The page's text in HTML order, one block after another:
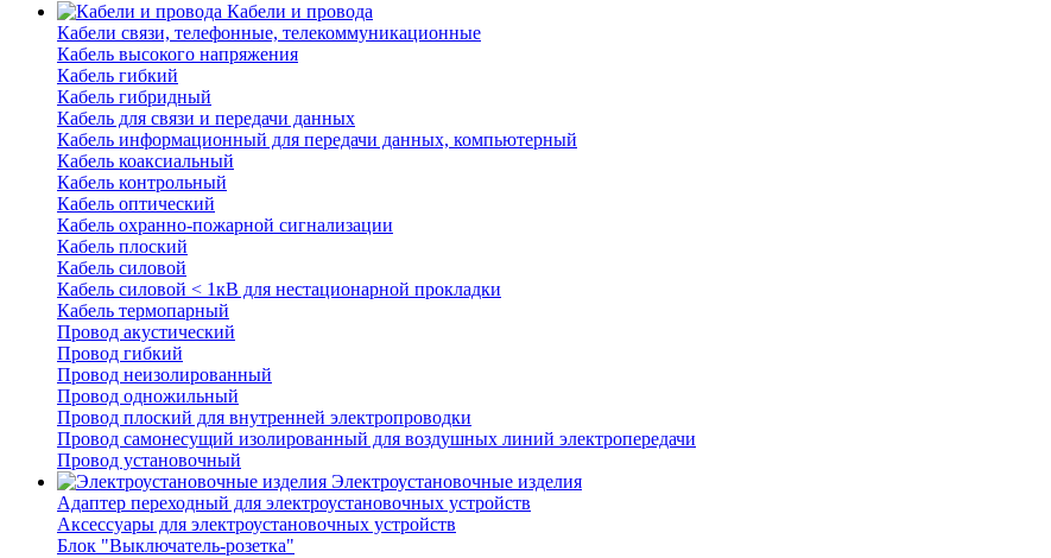
Кабели и провода
Кабели связи, телефонные, телекоммуникационные
Кабель высокого напряжения
Кабель гибкий
Кабель гибридный
Кабель для связи и передачи данных
Кабель информационный для передачи данных, компьютерный
Кабель коаксиальный
Кабель контрольный
Кабель оптический
Кабель охранно-пожарной сигнализации
Кабель плоский
Кабель силовой
Кабель силовой < 1кВ для нестационарной прокладки
Кабель термопарный
Провод акустический
Провод гибкий
Провод неизолированный
Провод одножильный
Провод плоский для внутренней электропроводки
Провод самонесущий изолированный для воздушных линий электропередачи
Провод установочный
Электроустановочные изделия
Адаптер переходный для электроустановочных устройств
Аксессуары для электроустановочных устройств
Блок "Выключатель-розетка"